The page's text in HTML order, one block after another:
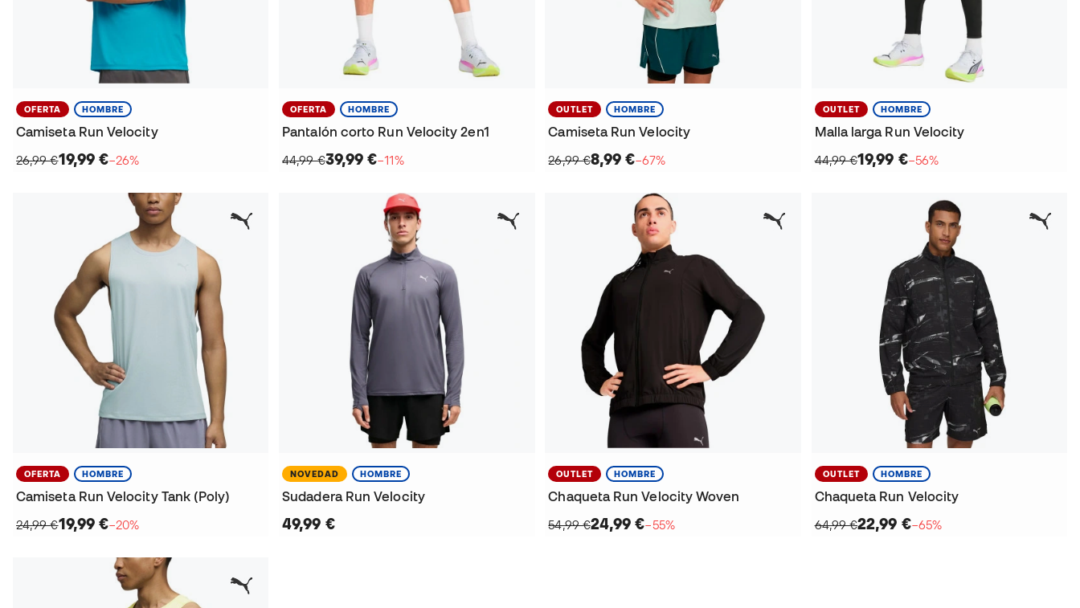
OFERTA HOMBRE
Camiseta Run Velocity
26,99 €19,99 €−26%
OFERTA HOMBRE
Pantalón corto Run Velocity 2en1
44,99 €39,99 €−11%
OUTLET HOMBRE
Camiseta Run Velocity
26,99 €8,99 €−67%
OUTLET HOMBRE
Malla larga Run Velocity
44,99 €19,99 €−56%
OFERTA HOMBRE
Camiseta Run Velocity Tank (Poly)
24,99 €19,99 €−20%
NOVEDAD HOMBRE
Sudadera Run Velocity
49,99 €
OUTLET HOMBRE
Chaqueta Run Velocity Woven
54,99 €24,99 €−55%
OUTLET HOMBRE
Chaqueta Run Velocity
64,99 €22,99 €−65%